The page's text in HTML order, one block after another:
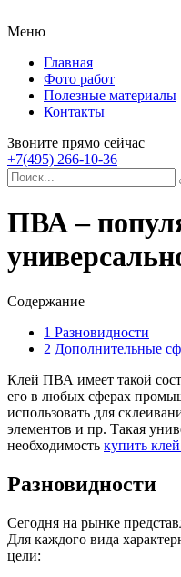
Меню
Главная
Фото работ
Полезные материалы
Контакты
Звоните прямо сейчас
+7(495) 266-10-36
ПВА –
Содержание
1 Разновидности
2 Дополнительные
Клей ПВА имеет такой
его в любых сферах
использовать для
элементов и пр. Такая
необходимость купить
Разновидности
Сегодня на рынке
Для каждого вида
цели: